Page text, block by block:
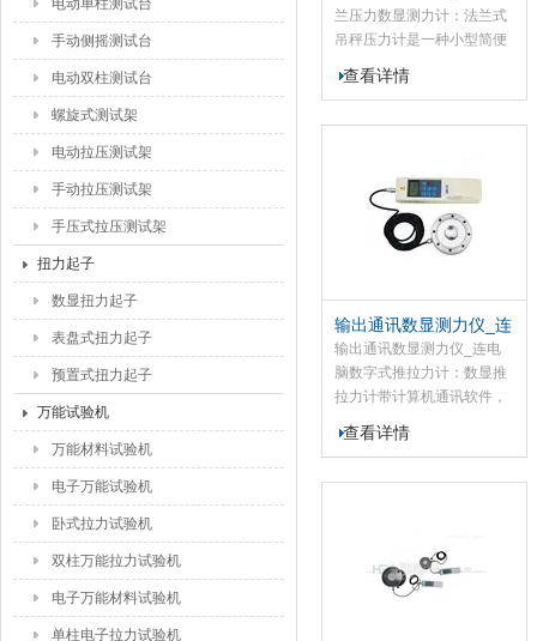
电动单柱测试台
手动侧摇测试台
电动双柱测试台
螺旋式测试架
电动拉压测试架
手动拉压测试架
手压式拉压测试架
扭力起子
数显扭力起子
表盘式扭力起子
预置式扭力起子
万能试验机
万能材料试验机
电子万能试验机
卧式拉力试验机
双柱万能拉力试验机
电子万能材料试验机
单柱电子拉力试验机
兰压力数显测力计：法兰式
吊秤压力计是一种小型简便
多功能高精度的推力、拉力
测试仪器,应用于电子电器、
化工、动力机械、科研机构
等行业的推拉负荷、插拔力
测试、性试验等。该机具有
数字显示分辨率高,采样速度
查看详情
输出通讯数显测力仪_连
电脑数字式推拉力计
输出通讯数显测力仪_连电
脑数字式推拉力计：数显推
拉力计带计算机通讯软件，
通过USB端口输出，可将力
值数据传出个人电脑并保存
推力、拉力测试仪器,
查看详情